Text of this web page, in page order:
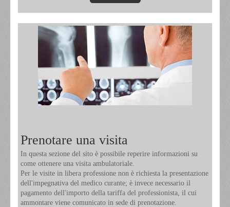
Prenotare una visita
In questa sezione del sito è possibile reperire informazioni su
come ottenere una visita ambulatoriale.
Per le visite in libera professione non è richiesta la presentazione
dell'impegnativa del medico curante; è invece necessario il
pagamento dell'importo della tariffa del professionista, il cui
ammontare viene comunicato in sede di prenotazione.